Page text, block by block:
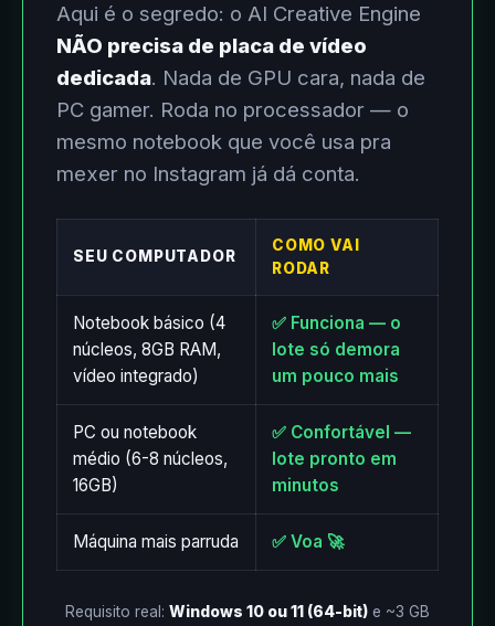
Aqui é o segredo: o AI Creative Engine
NÃO precisa de placa de vídeo
dedicada. Nada de GPU cara, nada de
PC gamer. Roda no processador — o
mesmo notebook que você usa pra
mexer no Instagram já dá conta.
SEU COMPUTADOR
COMO VAI
RODAR
Notebook básico (4
núcleos, 8GB RAM,
vídeo integrado)
✅ Funciona — o
lote só demora
um pouco mais
PC ou notebook
médio (6-8 núcleos,
16GB)
✅ Confortável —
lote pronto em
minutos
Máquina mais parruda ✅ Voa 🚀
Requisito real: Windows 10 ou 11 (64-bit) e ~3 GB